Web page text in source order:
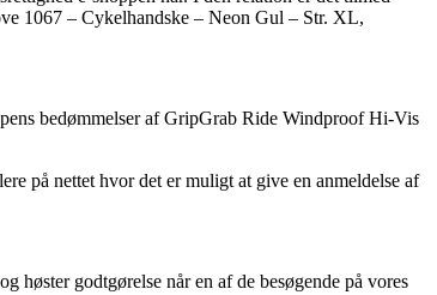
1067 – Cykelhandske – Neon Gul – Str. XL,
bedømmelser af GripGrab Ride Windproof Hi-Vis
på nettet hvor det er muligt at give en anmeldelse af
høster godtgørelse når en af de besøgende på vores